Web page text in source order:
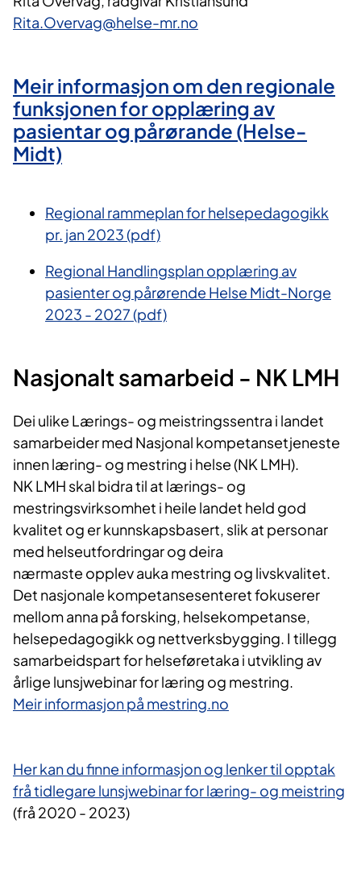
Rita.Overvag@helse-mr.no​
Meir informasjon om den regionale
funksjonen for opplæring av
pasientar og pårørande (Helse-
Midt)​
Regional rammeplan for helsepedagogikk
pr. jan 2023 (pdf)
Regional Handlingsplan opplæring av
pasienter og pårørende Helse Midt-Norge
2023 - 2027 (pdf)
Nasjonalt samarbeid - NK LMH
Dei ulike Lærings- og meistringssentra i landet
samarbeider m​ed Nasjonal kompetansetjeneste
innen læring- og mestring i helse (NK LMH).
NK LMH skal bidra til at lærings- og
mestringsvirksomhet i heile landet held god
kvalitet og er kunnskapsbasert, slik at personar
med helseutfordringar og deira
nærmaste opplev auka mestring og livskvalitet.
Det nasjonale kompetansesenteret fokuserer
mellom anna på forsking, helsekompetanse,
helsepedagogikk og nettverksbygging. I tillegg
samarbeidspart for helseføretaka i utvikling av
årlige lunsjwebinar for læring og mestring.
Meir informasjon på mestring.no​
Her kan du finne informasjon og lenker til opptak
frå tidlegare lunsjwebinar for læring- og meistring
(frå 2020 - 2023)